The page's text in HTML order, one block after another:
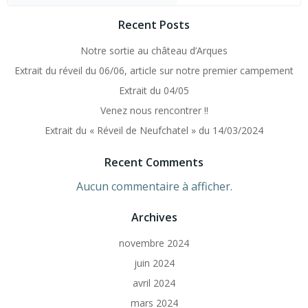
Recent Posts
Notre sortie au château d’Arques
Extrait du réveil du 06/06, article sur notre premier campement
Extrait du 04/05
Venez nous rencontrer !!
Extrait du « Réveil de Neufchatel » du 14/03/2024
Recent Comments
Aucun commentaire à afficher.
Archives
novembre 2024
juin 2024
avril 2024
mars 2024